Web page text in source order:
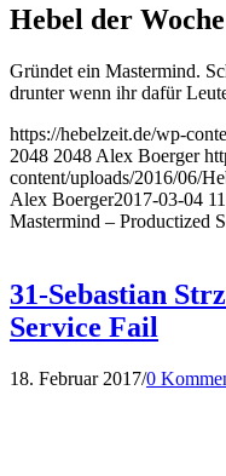
Hebel der
Gründet ein Mastermind.
drunter wenn ihr dafür
https://hebelzeit.de/wp-
2048 2048 Alex Boerger
content/uploads/2016/06/
Alex Boerger2017-03-04
Mastermind – Productized
31-Sebastian
Service Fail
18. Februar 2017/0